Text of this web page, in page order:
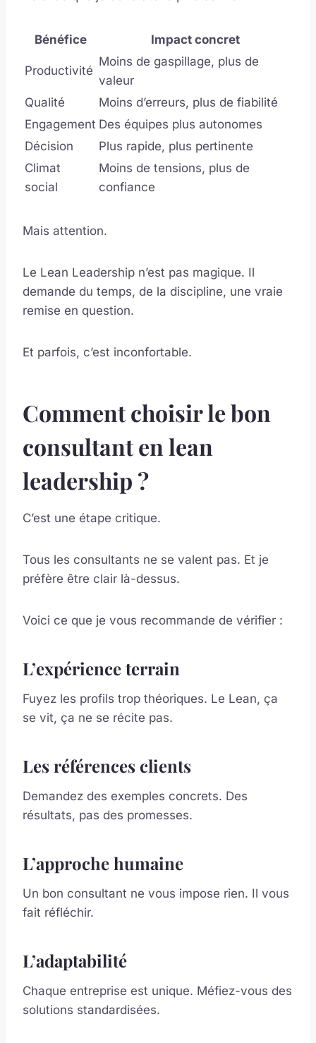
Bénéfice Impact concret
Productivité
Moins de gaspillage, plus de
valeur
Qualité
Moins d’erreurs, plus de fiabilité
Engagement Des équipes plus autonomes
Décision
Plus rapide, plus pertinente
Climat
social
Moins de tensions, plus de
confiance
Mais attention.
Le Lean Leadership n’est pas magique. Il
demande du temps, de la discipline, une vraie
remise en question.
Et parfois, c’est inconfortable.
Comment choisir le bon
consultant en lean
leadership ?
C’est une étape critique.
Tous les consultants ne se valent pas. Et je
préfère être clair là-dessus.
Voici ce que je vous recommande de vérifier :
L’expérience terrain
Fuyez les profils trop théoriques. Le Lean, ça
se vit, ça ne se récite pas.
Les références clients
Demandez des exemples concrets. Des
résultats, pas des promesses.
L’approche humaine
Un bon consultant ne vous impose rien. Il vous
fait réfléchir.
L’adaptabilité
Chaque entreprise est unique. Méfiez-vous des
solutions standardisées.